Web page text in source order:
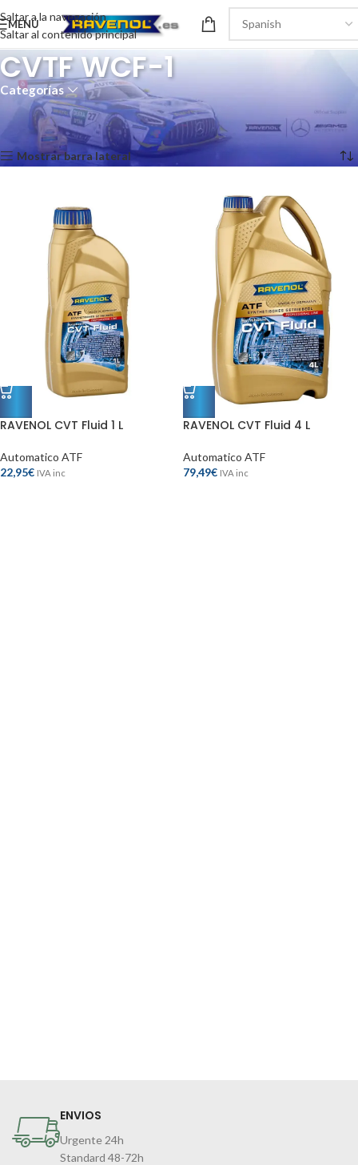
Saltar a la navegación
Saltar al contenido principal
MENÚ
CVTF WCF-1
Categorías
Recomendaciones del producto/ CVTF WCF-1
Mostrando los 2 resultados
Mostrar barra lateral
RAVENOL CVT Fluid 1 L
Automatico ATF
22,95€ IVA inc
RAVENOL CVT Fluid 4 L
Automatico ATF
79,49€ IVA inc
ENVIOS
Urgente 24h
Standard 48-72h